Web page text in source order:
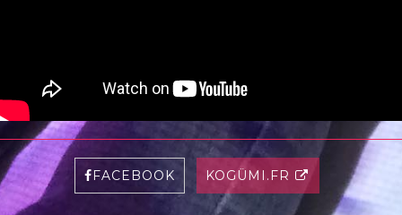
FACEBOOK KOGÜMI.FR